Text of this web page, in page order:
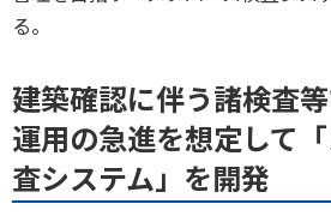
る。
建築確認に伴う諸検査
運用の急進を想定して
査システム」を開発